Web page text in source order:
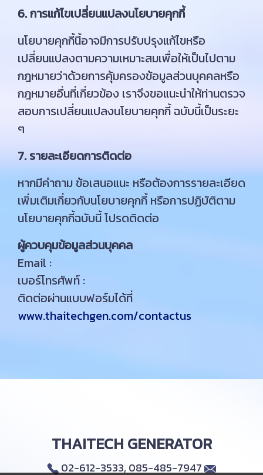
6. การแก้ไขเปลี่ยนแปลงนโยบายคุกกี้
นโยบายคุกกี้นี้อาจมีการปรับปรุงแก้ไขหรือ
เปลี่ยนแปลงตามความเหมาะสมเพื่อให้เป็นไปตาม
กฎหมายว่าด้วยการคุ้มครองข้อมูลส่วนบุคคลหรือ
กฎหมายอื่นที่เกี่ยวข้อง เราจึงขอแนะนำให้ท่านตรวจ
สอบการเปลี่ยนแปลงนโยบายคุกกี้ ฉบับนี้เป็นระยะ
ๆ
7. รายละเอียดการติดต่อ
หากมีคำถาม ข้อเสนอแนะ หรือต้องการรายละเอียด
เพิ่มเติมเกี่ยวกับนโยบายคุกกี้ หรือการปฏิบัติตาม
นโยบายคุกกี้ฉบับนี้ โปรดติดต่อ
ผู้ควบคุมข้อมูลส่วนบุคคล
Email :
เบอร์โทรศัพท์ :
ติดต่อผ่านแบบฟอร์มได้ที่
www.thaitechgen.com/contactus
THAITECH GENERATOR
02-612-3533, 085-485-7947